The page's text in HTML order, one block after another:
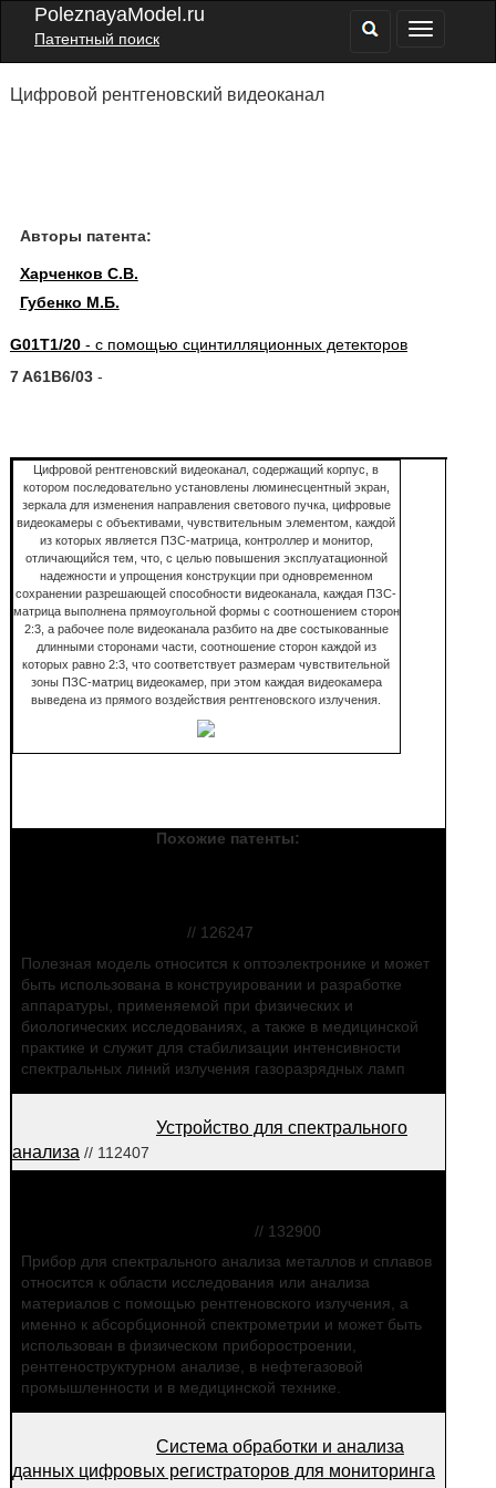
PoleznayaModel.ru
Патентный поиск
Цифровой рентгеновский видеоканал
Авторы патента:
Харченков С.В.
Губенко М.Б.
G01T1/20- с помощью сцинтилляционных детекторов
7 A61B6/03-
Цифровой рентгеновский видеоканал, содержащий корпус, в
котором последовательно установлены люминесцентный экран,
зеркала для изменения направления светового пучка, цифровые
видеокамеры с объективами, чувствительным элементом, каждой
из которых является ПЗС-матрица, контроллер и монитор,
отличающийся тем, что, с целью повышения эксплуатационной
надежности и упрощения конструкции при одновременном
сохранении разрешающей способности видеоканала, каждая ПЗС-
матрица выполнена прямоугольной формы с соотношением сторон
2:3, а рабочее поле видеоканала разбито на две состыкованные
длинными сторонами части, соотношение сторон каждой из
которых равно 2:3, что соответствует размерам чувствительной
зоны ПЗС-матриц видеокамер, при этом каждая видеокамера
выведена из прямого воздействия рентгеновского излучения.
Похожие патенты:
// 126247
Полезная модель относится к оптоэлектронике и может
быть использована в конструировании и разработке
аппаратуры, применяемой при физических и
биологических исследованиях, а также в медицинской
практике и служит для стабилизации интенсивности
спектральных линий излучения газоразрядных ламп
Устройство для спектрального
анализа // 112407
// 132900
Прибор для спектрального анализа металлов и сплавов
относится к области исследования или анализа
материалов с помощью рентгеновского излучения, а
именно к абсорбционной спектрометрии и может быть
использован в физическом приборостроении,
рентгеноструктурном анализе, в нефтегазовой
промышленности и в медицинской технике.
Система обработки и анализа
данных цифровых регистраторов для мониторинга